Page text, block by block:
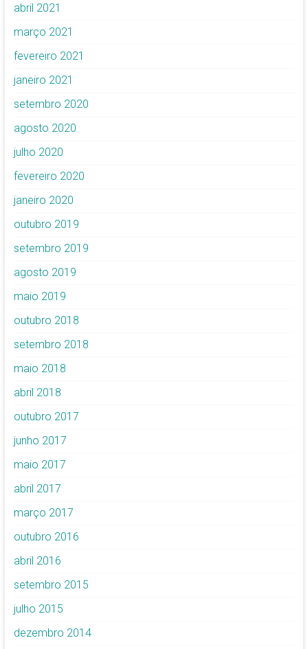
abril 2021
março 2021
fevereiro 2021
janeiro 2021
setembro 2020
agosto 2020
julho 2020
fevereiro 2020
janeiro 2020
outubro 2019
setembro 2019
agosto 2019
maio 2019
outubro 2018
setembro 2018
maio 2018
abril 2018
outubro 2017
junho 2017
maio 2017
abril 2017
março 2017
outubro 2016
abril 2016
setembro 2015
julho 2015
dezembro 2014